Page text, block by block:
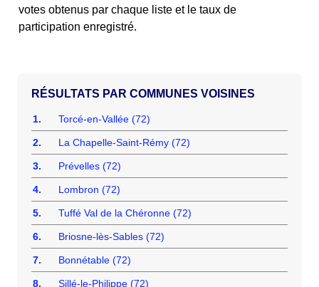
votes obtenus par chaque liste et le taux de
participation enregistré.
COMMUNES VOISINES
1. Torcé-en-Vallée (72)
2. La Chapelle-Saint-Rémy (72)
3. Prévelles (72)
4. Lombron (72)
5. Tuffé Val de la Chéronne (72)
6. Briosne-lès-Sables (72)
7. Bonnétable (72)
8. Sillé-le-Philippe (72)